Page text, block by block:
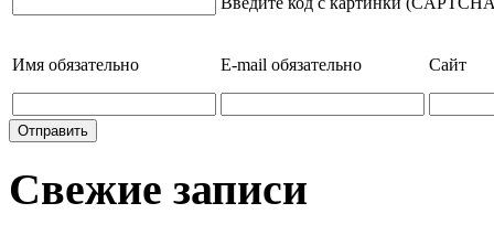
Имя обязательно E-mail обязательно Сайт
Свежие записи